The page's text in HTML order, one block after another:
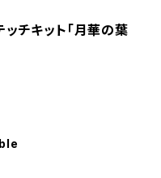
ッチキット「月華の葉